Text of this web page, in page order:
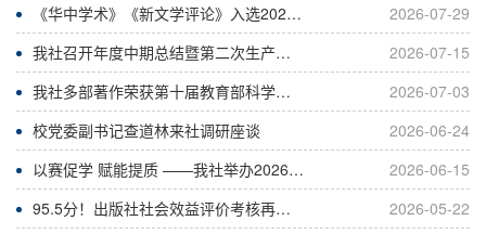
2026-07-29
《华中学术》《新文学评论》入选2026年度高影响力学术辑刊
2026-07-15
我社召开年度中期总结暨第二次生产调度会
2026-07-03
我社多部著作荣获第十届教育部科学研究优秀成果奖
2026-06-24
校党委副书记查道林来社调研座谈
2026-06-15
以赛促学 赋能提质 ——我社举办2026年编校技能大赛
2026-05-22
95.5分！出版社社会效益评价考核再获优秀